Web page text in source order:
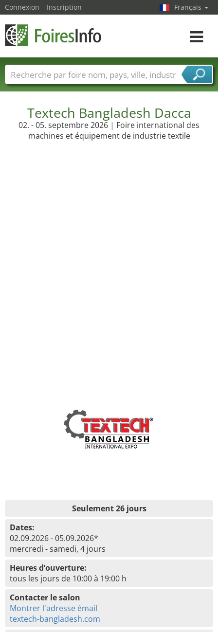
Textech Bangladesh Dacca
02. - 05. septembre 2026 | Foire international des
machines et équipement de industrie textile
Seulement 26 jours
Dates:
02.09.2026 - 05.09.2026*
mercredi - samedi, 4 jours
Heures d’ouverture:
tous les jours de 10:00 à 19:00 h
Contacter le salon
Montrer l'adresse émail
textech-bangladesh.com
Connexion Inscription Français
Toggle
Foire noms Pays Villes
Secteurs de foire